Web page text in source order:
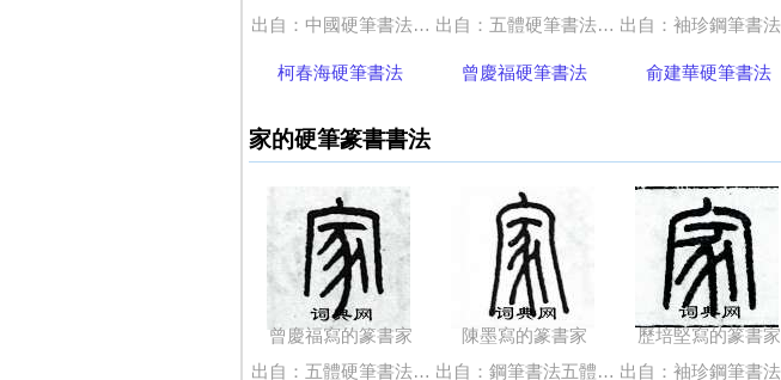
出自：中國硬筆書法字典
柯春海硬筆書法
出自：五體硬筆書法字典
曾慶福硬筆書法
出自：袖珍鋼筆書法五體字典
俞建華硬筆書法
家的硬筆篆書書法
曾慶福寫的篆書家
出自：五體硬筆書法字典
陳墨寫的篆書家
出自：鋼筆書法五體字典
歷培堅寫的篆書家
出自：袖珍鋼筆書法五體字典